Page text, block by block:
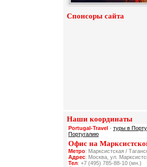
Спонсоры сайта
Наши координаты
Portugal-Travel - туры в
Португалию
Офис на
Метро: Марксистская /
Адрес: Москва, ул.
Тел: +7 (495) 785-88-10 (мн.)